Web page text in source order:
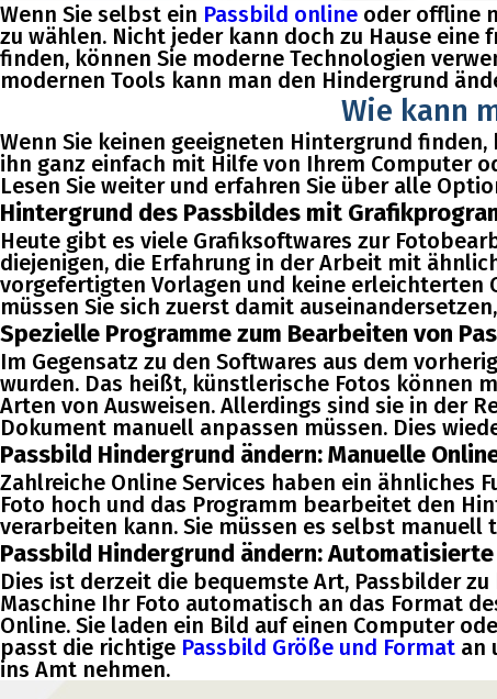
Wenn Sie selbst ein Passbild online oder offline
zu wählen. Nicht jeder kann doch zu Hause
finden, können Sie moderne Technologien
modernen Tools kann man den Hindergrund
Wie kann
Wenn Sie keinen geeigneten Hintergrund
ihn ganz einfach mit Hilfe von Ihrem Computer
Lesen Sie weiter und erfahren Sie über alle
Hintergrund des Passbildes mit
Heute gibt es viele Grafiksoftwares zur
diejenigen, die Erfahrung in der Arbeit mit
vorgefertigten Vorlagen und keine erleichterten
müssen Sie sich zuerst damit
Spezielle Programme zum Bearbeiten von
Im Gegensatz zu den Softwares aus dem
wurden. Das heißt, künstlerische Fotos können
Arten von Ausweisen. Allerdings sind sie in der
Dokument manuell anpassen müssen. Dies
Passbild Hindergrund ändern: Manuelle
Zahlreiche Online Services haben ein ähnliches
Foto hoch und das Programm bearbeitet den
verarbeiten kann. Sie müssen es selbst
Passbild Hindergrund ändern:
Dies ist derzeit die bequemste Art, Passbilder
Maschine Ihr Foto automatisch an das Format
Online. Sie laden ein Bild auf einen Computer
passt die richtige Passbild Größe und Format an
ins Amt nehmen.